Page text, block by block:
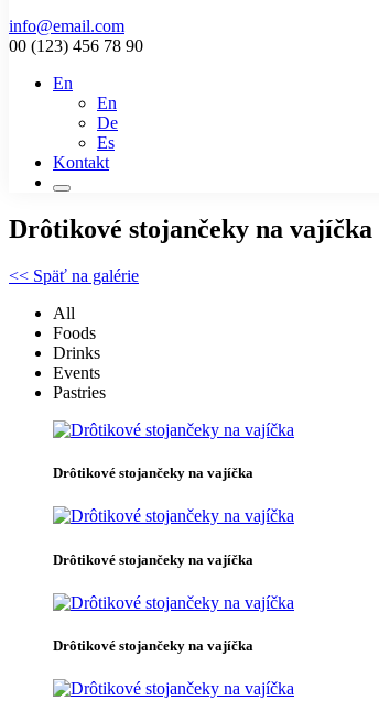
info@email.com
00 (123) 456 78 90
En
En
De
Es
Kontakt
Drôtikové stojančeky na vajíčka
<< Späť na galérie
All
Foods
Drinks
Events
Pastries
Drôtikové stojančeky na vajíčka
Drôtikové stojančeky na vajíčka
Drôtikové stojančeky na vajíčka